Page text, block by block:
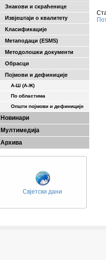
Знакови и скраћенице
Извјештаји о квалитету
Класификације
Метаподаци (ESMS)
Методолошки документи
Обрасци
Појмови и дефиниције
А-Ш (A-Ж)
По областима
Општи појмови и дефиниције
Новинари
Мултимедија
Архива
Свјетски дани